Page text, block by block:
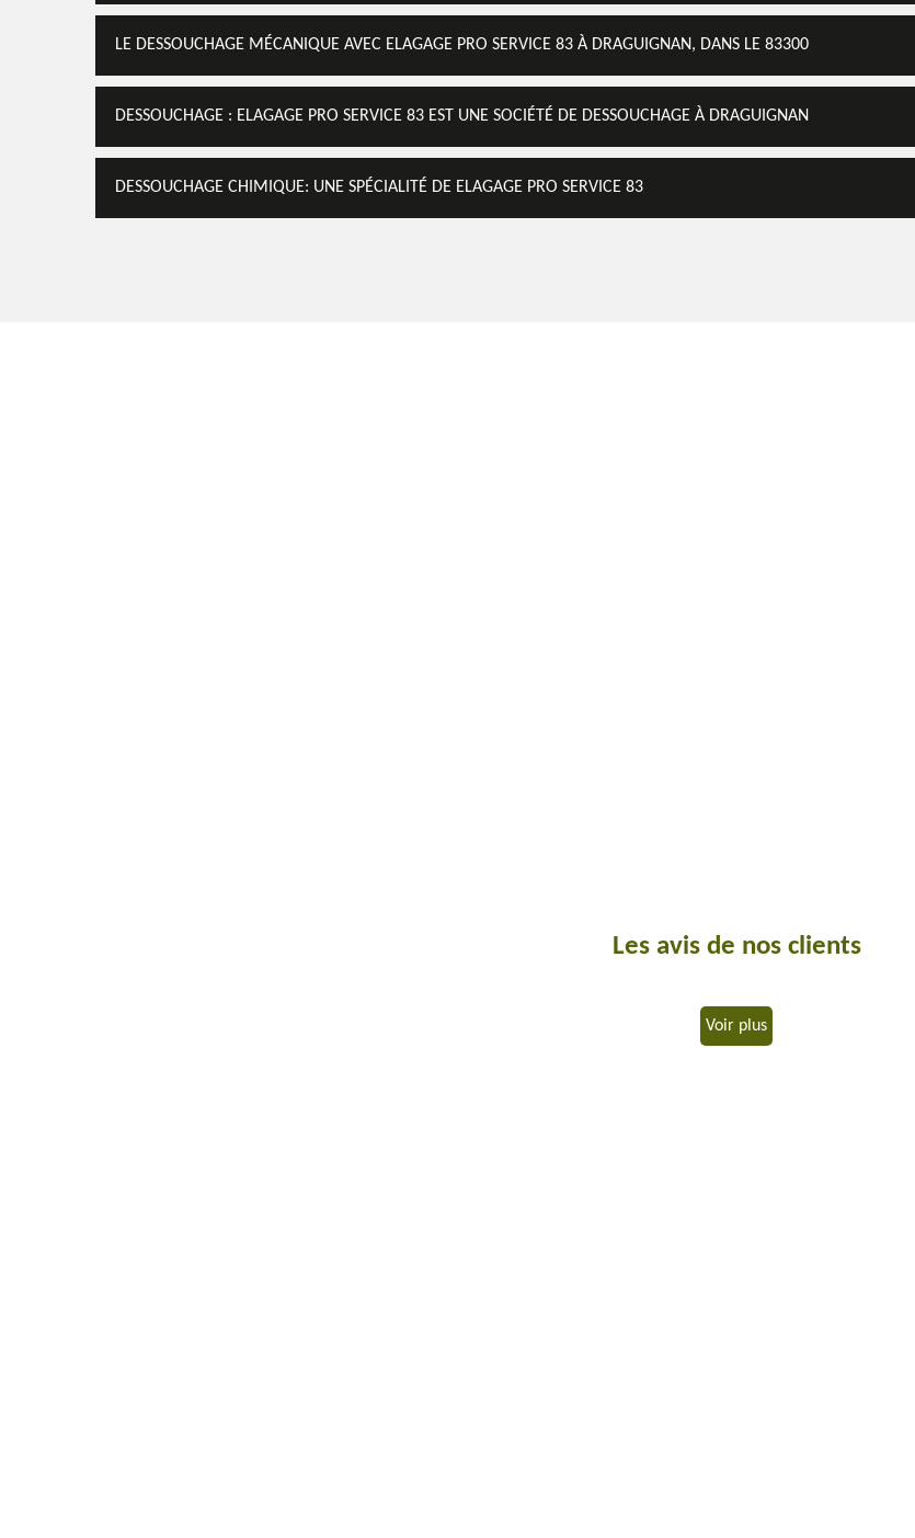
LE DESSOUCHAGE MÉCANIQUE AVEC ELAGAGE PRO SERVICE 83 À DRAGUIGNAN, DANS LE 83300
DESSOUCHAGE : ELAGAGE PRO SERVICE 83 EST UNE SOCIÉTÉ DE DESSOUCHAGE À DRAGUIGNAN
DESSOUCHAGE CHIMIQUE: UNE SPÉCIALITÉ DE ELAGAGE PRO SERVICE 83
Les avis de nos clients
Voir plus